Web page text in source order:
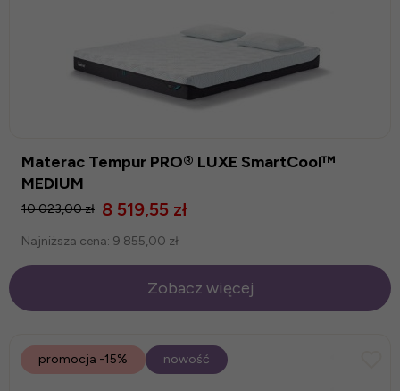
Materac Tempur PRO® LUXE SmartCool™
MEDIUM
8 519,55 zł
10 023,00 zł
Najniższa cena: 9 855,00 zł
Zobacz więcej
promocja -15% nowość